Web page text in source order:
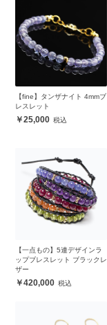
【fine】タンザナイト 4mmブ
レスレット
25,000
【一点もの】5連デザインラ
ップブレスレット ブラックレ
ザー
420,000